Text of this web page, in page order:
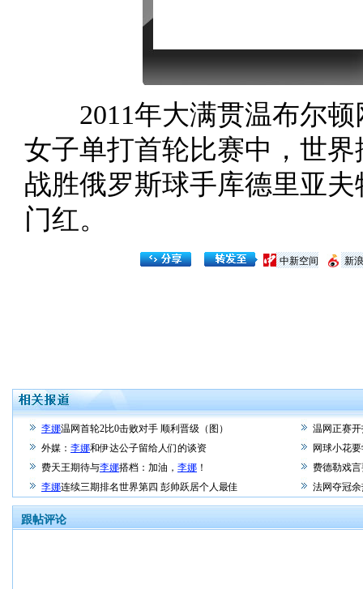
2011年大满贯温布尔顿
女子单打首轮比赛中，世
战胜俄罗斯球手库德里亚
门红。
新
中新空间
李娜温网首轮2比0击败对手 顺利晋级（图）
温网正赛
外媒： 李娜和伊达公子留给人们的谈资
网球小花
费天王期待与李娜搭档：加油， 李娜 ！
费德勒戏
李娜连续三期排名世界第四 彭帅跃居个人最佳 法网夺冠
跟帖评论